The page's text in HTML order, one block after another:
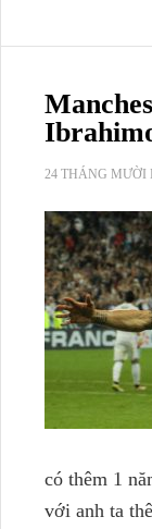
24 THÁNG MƯỜI
có thêm 1
với anh ta